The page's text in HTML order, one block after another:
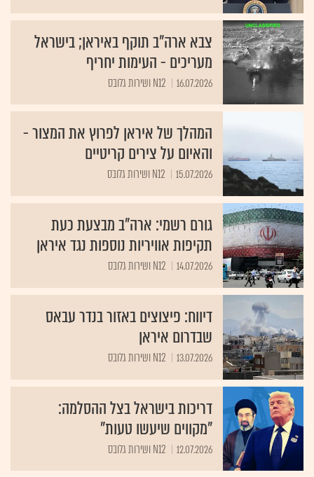
צבא ארה"ב תוקף באיראן; בישראל
מעריכים - העימות יחריף
16.07.2026 N12 ושירות גלובס
המהלך של איראן לפרוץ את המצור -
והאיום על צירים קריטיים
15.07.2026 N12 ושירות גלובס
גורם רשמי: ארה"ב מבצעת כעת
תקיפות אוויריות נוספות נגד איראן
14.07.2026 N12 ושירות גלובס
דיווח: פיצוצים באזור בנדר עבאס
שבדרום איראן
13.07.2026 N12 ושירות גלובס
דריכות בישראל בצל ההסלמה:
"מקווים שיעשו טעות"
12.07.2026 N12 ושירות גלובס